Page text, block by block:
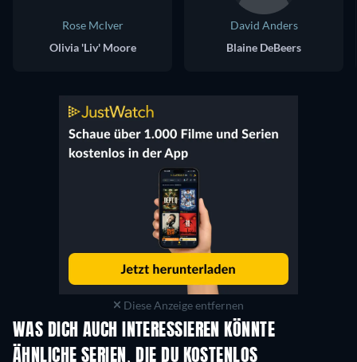
Rose McIver
Olivia 'Liv' Moore
David Anders
Blaine DeBeers
Diese Anzeige entfernen
WAS DICH AUCH INTERESSIEREN KÖNNTE
Serie Serie
ÄHNLICHE SERIEN, DIE DU KOSTENLOS